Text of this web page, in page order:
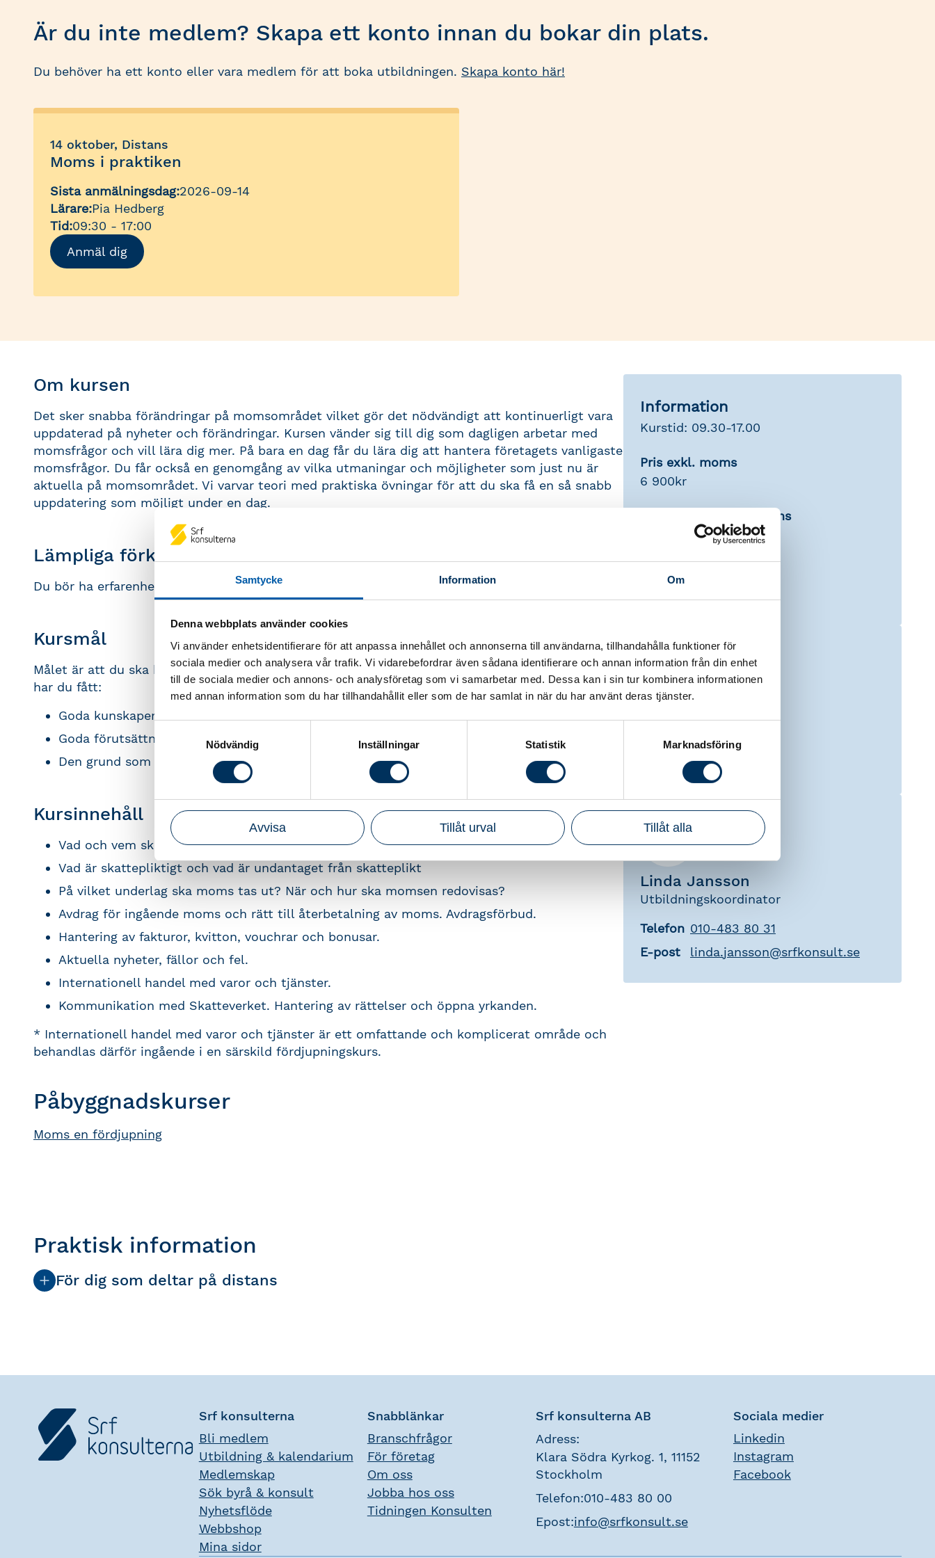
Samtycke Information Om
Denna webbplats använder cookies
Vi använder enhetsidentifierare för att anpassa innehållet och annonserna till användarna, tillhandahålla funktioner för
sociala medier och analysera vår trafik. Vi vidarebefordrar även sådana identifierare och annan information från din enhet
till de sociala medier och annons- och analysföretag som vi samarbetar med. Dessa kan i sin tur kombinera informationen
med annan information som du har tillhandahållit eller som de har samlat in när du har använt deras tjänster.
Nödvändig
Inställningar Statistik Marknadsföring
Avvisa Tillåt urval Tillåt alla
Är du inte medlem? Skapa ett konto innan du bokar din plats.
Du behöver ha ett konto eller vara medlem för att boka utbildningen. Skapa konto här!
14 oktober, Distans
Moms i praktiken
Sista anmälningsdag:2026-09-14
Lärare:Pia Hedberg
Tid:09:30 - 17:00
Anmäl dig
Om kursen
Det sker snabba förändringar på momsområdet vilket gör det nödvändigt att kontinuerligt vara
uppdaterad på nyheter och förändringar. Kursen vänder sig till dig som dagligen arbetar med
momsfrågor och vill lära dig mer. På bara en dag får du lära dig att hantera företagets vanligaste
momsfrågor. Du får också en genomgång av vilka utmaningar och möjligheter som just nu är
aktuella på momsområdet. Vi varvar teori med praktiska övningar för att du ska få en så snabb
uppdatering som möjligt under en dag.
Lämpliga förkunskaper
Du bör ha erfarenhet av att hantera momsfrågor.
Kursmål
Målet är att du ska bli säkrare på att hantera moms i olika situationer. När du har gått kursen
har du fått:
Goda kunskaper om vad som är aktuella frågor på momsområdet.
Goda förutsättningar att hantera företagets vanligaste momsfrågor.
Den grund som krävs för att hantera komplicerade transaktioner.
Kursinnehåll
Vad och vem ska beskattas enligt momslagen samt vilken skattesats gäller?
Vad är skattepliktigt och vad är undantaget från skatteplikt
På vilket underlag ska moms tas ut? När och hur ska momsen redovisas?
Avdrag för ingående moms och rätt till återbetalning av moms. Avdragsförbud.
Hantering av fakturor, kvitton, vouchrar och bonusar.
Aktuella nyheter, fällor och fel.
Internationell handel med varor och tjänster.
Kommunikation med Skatteverket. Hantering av rättelser och öppna yrkanden.
* Internationell handel med varor och tjänster är ett omfattande och komplicerat område och
behandlas därför ingående i en särskild fördjupningskurs.
Påbyggnadskurser
Moms en fördjupning
Information
Kurstid: 09.30-17.00
Pris exkl. moms
6 900kr
Medlemspris exkl. moms
Skatt: 6 tim
Linda Jansson
Utbildningskoordinator
Telefon 010-483 80 31
E-post
linda.jansson@srfkonsult.se
Praktisk information
För dig som deltar på distans
Srf konsulterna
Bli medlem
Utbildning & kalendarium
Medlemskap
Sök byrå & konsult
Nyhetsflöde
Webbshop
Mina sidor
Snabblänkar
Branschfrågor
För företag
Om oss
Jobba hos oss
Tidningen Konsulten
Srf konsulterna AB
Adress:
Klara Södra Kyrkog. 1, 11152
Stockholm
Telefon:010-483 80 00
Epost:info@srfkonsult.se
Sociala medier
Linkedin
Instagram
Facebook